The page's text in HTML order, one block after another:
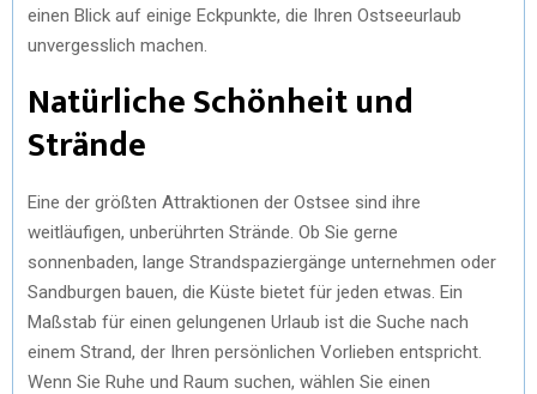
einen Blick auf einige Eckpunkte, die Ihren Ostseeurlaub
unvergesslich machen.
Natürliche Schönheit und
Strände
Eine der größten Attraktionen der Ostsee sind ihre
weitläufigen, unberührten Strände. Ob Sie gerne
sonnenbaden, lange Strandspaziergänge unternehmen oder
Sandburgen bauen, die Küste bietet für jeden etwas. Ein
Maßstab für einen gelungenen Urlaub ist die Suche nach
einem Strand, der Ihren persönlichen Vorlieben entspricht.
Wenn Sie Ruhe und Raum suchen, wählen Sie einen